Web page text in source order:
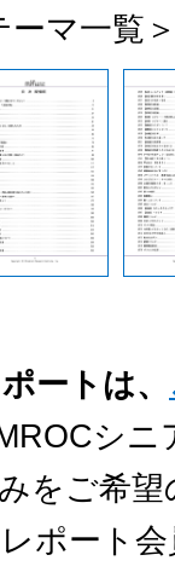
ーマ一覧
ートは、
シニ
をご希
レポート